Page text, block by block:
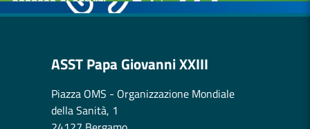
ASST Papa Giovanni XXIII
Piazza OMS - Organizzazione Mondiale
della Sanità, 1